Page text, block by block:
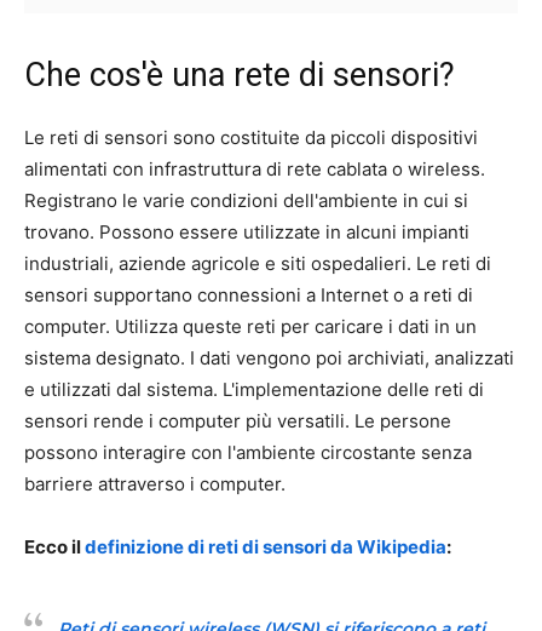
Che cos'è una rete di sensori?
Le reti di sensori sono costituite da piccoli dispositivi
alimentati con infrastruttura di rete cablata o wireless.
Registrano le varie condizioni dell'ambiente in cui si
trovano. Possono essere utilizzate in alcuni impianti
industriali, aziende agricole e siti ospedalieri. Le reti di
sensori supportano connessioni a Internet o a reti di
computer. Utilizza queste reti per caricare i dati in un
sistema designato. I dati vengono poi archiviati, analizzati
e utilizzati dal sistema. L'implementazione delle reti di
sensori rende i computer più versatili. Le persone
possono interagire con l'ambiente circostante senza
barriere attraverso i computer.
Ecco ildefinizione di reti di sensori da Wikipedia: